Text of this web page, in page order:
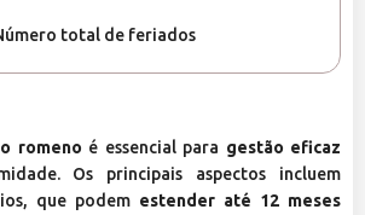
total de feriados
romeno é essencial para gestão eficaz
Os principais aspectos incluem
que podem estender até 12 meses